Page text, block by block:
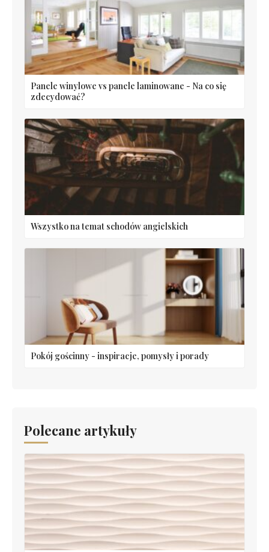
Panele winylowe vs panele laminowane - Na co się
zdecydować?
Wszystko na temat schodów angielskich
Pokój gościnny - inspiracje, pomysły i porady
Polecane artykuły